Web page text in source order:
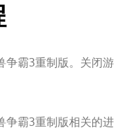
争霸3重制版。关闭游
争霸3重制版相关的进